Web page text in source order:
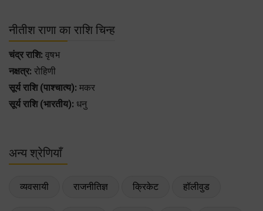
नीतीश राणा का राशि चिन्ह
चंद्र राशि: वृषभ
नक्षत्र: रोहिणी
सूर्य राशि (पाश्चात्य): मकर
सूर्य राशि (भारतीय): धनु
अन्य श्रेणियाँ
व्यवसायी राजनीतिज्ञ क्रिकेट हॉलीवुड